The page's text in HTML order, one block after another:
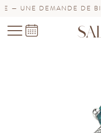
UNE DEMANDE DE